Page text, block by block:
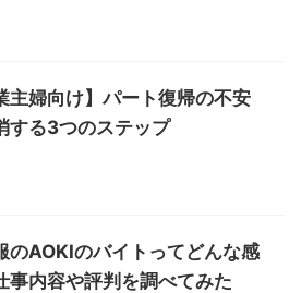
主婦向け】パート復帰の不安
する3つのステップ
のAOKIのバイトってどんな感
事内容や評判を調べてみた